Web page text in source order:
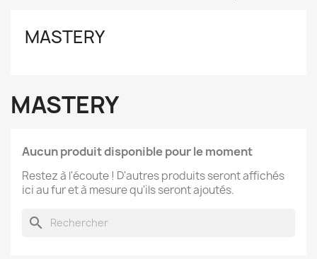
MASTERY
MASTERY
Aucun produit disponible pour le moment
Restez à l'écoute ! D'autres produits seront affichés
ici au fur et à mesure qu'ils seront ajoutés.
search